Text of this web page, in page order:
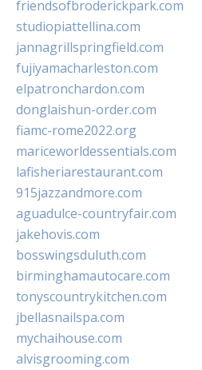
friendsofbroderickpark.com
studiopiattellina.com
jannagrillspringfield.com
fujiyamacharleston.com
elpatronchardon.com
donglaishun-order.com
fiamc-rome2022.org
mariceworldessentials.com
lafisheriarestaurant.com
915jazzandmore.com
aguadulce-countryfair.com
jakehovis.com
bosswingsduluth.com
birminghamautocare.com
tonyscountrykitchen.com
jbellasnailspa.com
mychaihouse.com
alvisgrooming.com